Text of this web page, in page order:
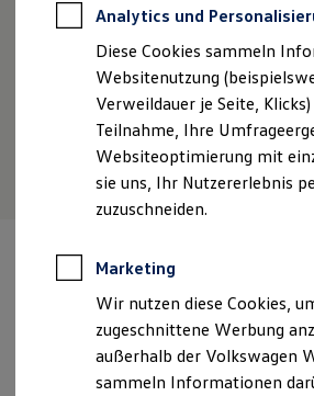
Kfz-Versicherung
Garantien
Wartungsverträge
Geschäftskunden
Professional Class bei
Großkunden
Behörden
Direktkunden
Sonderfahrzeuge
Anpfiff zum Gewinn
Elektroautos
ID. Tutorials
Elektrofahrzeugkonzepte
Reichweite
Reichweite der ID.
Reichweite im Winter
Details ansehen
Verantwortlich für die Inhalte auf dieser
Hardenberg GmbH (Impressum &
Analytics und
Diese Cookies sammeln
Websitenutzung
Verweildauer je Seite,
Teilnahme, Ihre
Websiteoptimierung mit
sie uns, Ihr Nutzererlebnis
zuzuschneiden.
Marketing
Wir nutzen diese Cookies,
zugeschnittene Werbung
außerhalb der Volkswagen
sammeln Informationen